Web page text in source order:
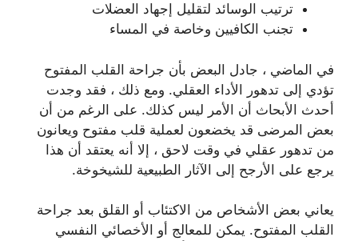
ترتيب الوسائد لتقليل إجهاد العضلات
تجنب الكافيين وخاصة في المساء
في الماضي ، جادل البعض بأن جراحة القلب المفتوح
تؤدي إلى تدهور الأداء العقلي. ومع ذلك ، فقد وجدت
أحدث الأبحاث أن الأمر ليس كذلك. على الرغم من أن
بعض المرضى قد يخضعون لعملية قلب مفتوح ويعانون
من تدهور عقلي في وقت لاحق ، إلا أنه يعتقد أن هذا
يرجع على الأرجح إلى الآثار الطبيعية للشيخوخة.
يعاني بعض الأشخاص من الاكتئاب أو القلق بعد جراحة
القلب المفتوح. يمكن للمعالج أو الأخصائي النفسي